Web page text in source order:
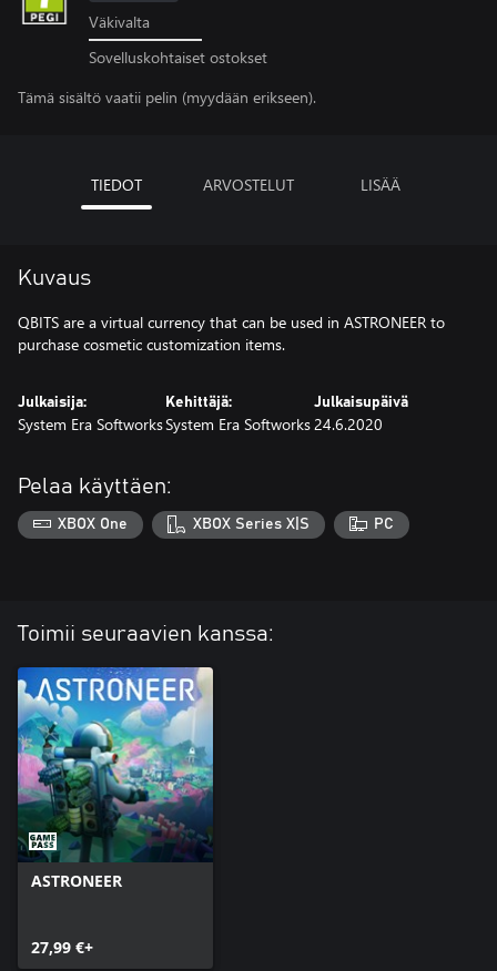
Väkivalta
Sovelluskohtaiset ostokset
Tämä sisältö vaatii pelin (myydään erikseen).
TIEDOT ARVOSTELUT LISÄÄ
Kuvaus
QBITS are a virtual currency that can be used in ASTRONEER to
purchase cosmetic customization items.
Julkaisija:
System Era Softworks
Kehittäjä:
System Era Softworks
Julkaisupäivä
24.6.2020
Pelaa käyttäen:
XBOX One XBOX Series X|S PC
Toimii seuraavien kanssa:
ASTRONEER
27,99 €+